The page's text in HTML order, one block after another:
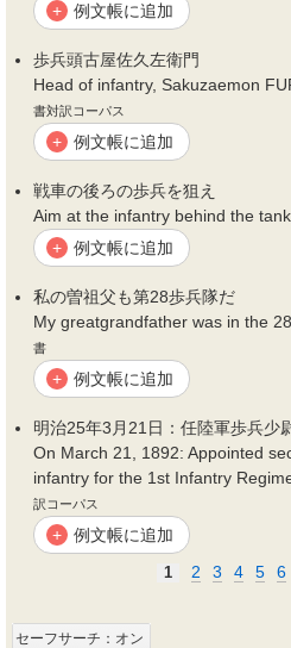
+ 例文帳に追加
歩兵頭古屋佐久左衛門
Head of infantry, Sakuzaemon
書対訳コーパス
+ 例文帳に追加
戦車の後ろの歩兵を狙え
Aim at the infantry behind the tank
+ 例文帳に追加
私の曽祖父も第28歩兵隊だ
My greatgrandfather was in the
書
+ 例文帳に追加
明治25年3月21日：任陸軍歩兵少
On March 21, 1892: Appointed
infantry for the 1st Infantry
訳コーパス
+ 例文帳に追加
1 2 3 4 5 6
セーフサーチ：オン